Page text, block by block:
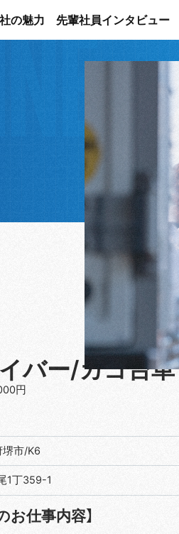
の魅力
の魅力
先輩社員インタビュー
先輩社員インタビュー
バー/カゴ台車
円
市/K6
1丁359-1
お仕事内容】